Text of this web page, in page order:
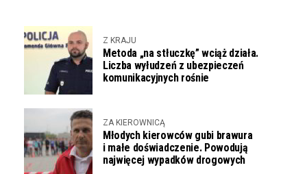
Z KRAJU
Metoda „na stłuczkę” wciąż działa.
Liczba wyłudzeń z ubezpieczeń
komunikacyjnych rośnie
ZA KIEROWNICĄ
Młodych kierowców gubi brawura
i małe doświadczenie. Powodują
najwięcej wypadków drogowych